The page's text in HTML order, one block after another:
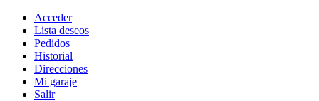
Acceder
Lista deseos
Pedidos
Historial
Direcciones
Mi garaje
Salir